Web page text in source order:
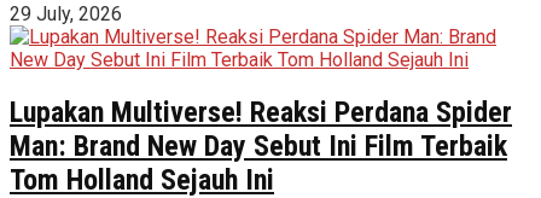
29 July, 2026
Lupakan Multiverse! Reaksi Perdana Spider
Man: Brand New Day Sebut Ini Film Terbaik
Tom Holland Sejauh Ini